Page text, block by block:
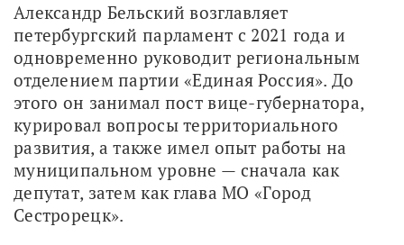
Александр Бельский возглавляет
петербургский парламент с 2021 года и
одновременно руководит региональным
отделением партии «Единая Россия». До
этого он занимал пост вице-губернатора,
курировал вопросы территориального
развития, а также имел опыт работы на
муниципальном уровне — сначала как
депутат, затем как глава МО «Город
Сестрорецк».